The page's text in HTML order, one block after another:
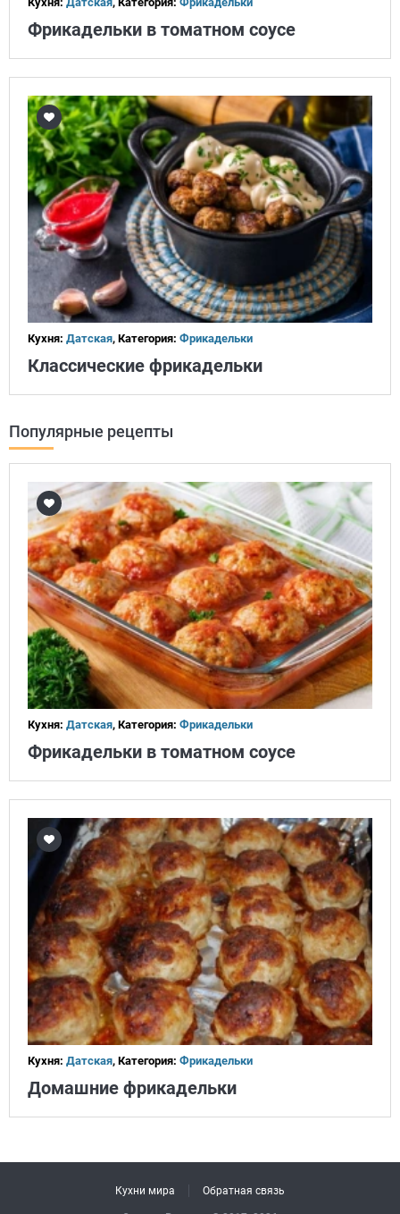
Фрикадельки в томатном соусе
Кухня: Датская, Категория: Фрикадельки
Классические фрикадельки
Популярные рецепты
Кухня: Датская, Категория: Фрикадельки
Фрикадельки в томатном соусе
Кухня: Датская, Категория: Фрикадельки
Домашние фрикадельки
Кухни мира Обратная связь